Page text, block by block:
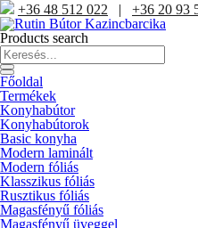
+36 48 512 022 | +36 20 93
Products search
Főoldal
Termékek
Konyhabútor
Konyhabútorok
Basic konyha
Modern laminált
Modern fóliás
Klasszikus fóliás
Rusztikus fóliás
Magasfényű fóliás
Magasfényű üveggel